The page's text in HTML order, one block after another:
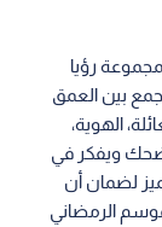
رؤيا
بين العمق
الهوية،
ويفكر في
لضمان أن
الرمضاني